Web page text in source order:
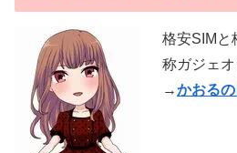
格安SIMと
称ガジェオ
→かおる